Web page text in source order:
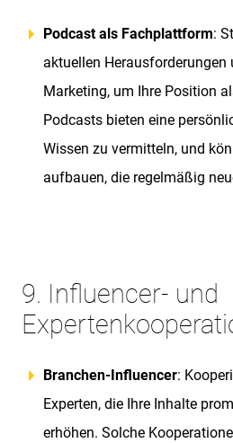
Podcast als Fachplattform:
aktuellen Herausforderungen
Marketing, um Ihre Position
Podcasts bieten eine
Wissen zu vermitteln, und
aufbauen, die regelmäßig
9. Influencer- und
Branchen-Influencer:
Experten, die Ihre Inhalte
erhöhen. Solche